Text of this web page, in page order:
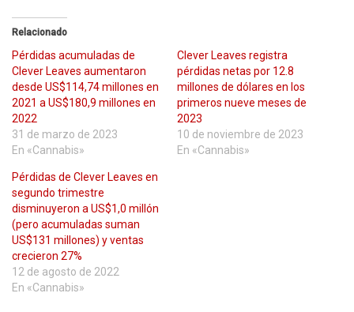
Relacionado
Pérdidas acumuladas de
Clever Leaves aumentaron
desde US$114,74 millones en
2021 a US$180,9 millones en
2022
31 de marzo de 2023
En «Cannabis»
Clever Leaves registra
pérdidas netas por 12.8
millones de dólares en los
primeros nueve meses de
2023
10 de noviembre de 2023
En «Cannabis»
Pérdidas de Clever Leaves en
segundo trimestre
disminuyeron a US$1,0 millón
(pero acumuladas suman
US$131 millones) y ventas
crecieron 27%
12 de agosto de 2022
En «Cannabis»